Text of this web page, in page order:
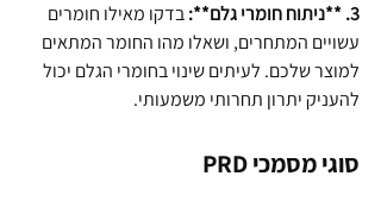
3. **ניתוח חומרי גלם**:
בדקו מאילו חומרים
עשויים המתחרים, ושאלו מהו החומר המתאים
למוצר שלכם. לעיתים שינוי בחומרי הגלם יכול
להעניק יתרון תחרותי משמעותי.
סוגי מסמכי PRD